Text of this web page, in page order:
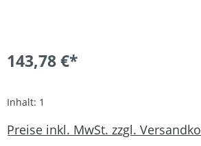
143,78 €*
Inhalt: 1
Preise inkl. MwSt. zzgl.